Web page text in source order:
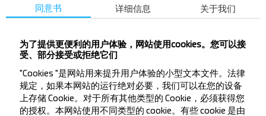
Gvardeiskaya
Centrální
Aerodromnaya
Жодинская
Лесная
Дружная
同意书 详细信息 关于我们
为了提供更便利的用户体验，网站使用cookies。您可以接
受、部分接受或拒绝它们
"Cookies "是网站用来提升用户体验的小型文本文件。法律
规定，如果本网站的运行绝对必要，我们可以在您的设备
上存储 Cookie。对于所有其他类型的 Cookie，必须获得您
的授权。本网站使用不同类型的 cookie。有些 cookie 是由